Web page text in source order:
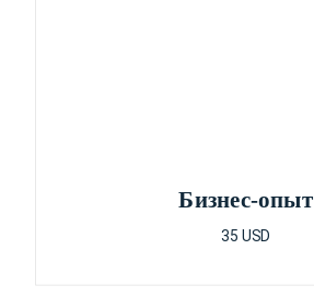
Бизнес-опыт
35 USD